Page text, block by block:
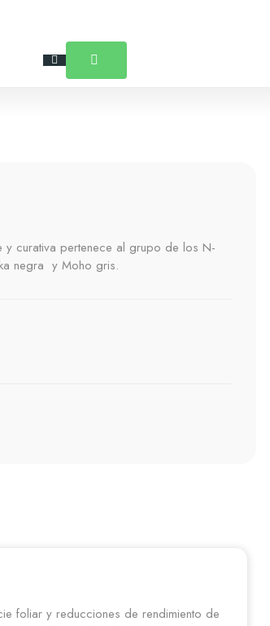
y curativa pertenece al grupo de los N-
negra y Moho gris.
foliar y reducciones de rendimiento de